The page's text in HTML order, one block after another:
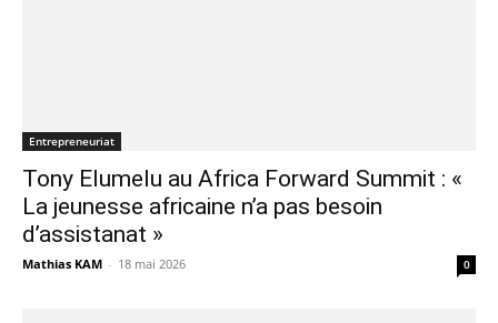
Entrepreneuriat
Tony Elumelu au Africa Forward Summit : «
La jeunesse africaine n’a pas besoin
d’assistanat »
Mathias KAM - 18 mai 2026 0